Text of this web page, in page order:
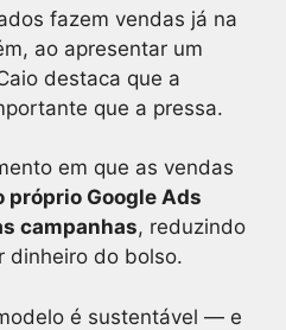
fazem vendas já na
ao apresentar um
destaca que a
que a pressa.
em que as vendas
próprio Google Ads
campanhas, reduzindo
dinheiro do bolso.
é sustentável — e